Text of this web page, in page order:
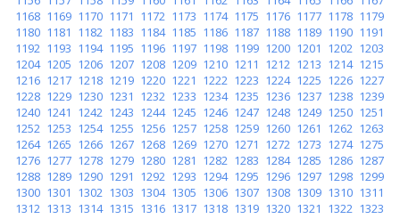
1168 1169 1170 1171 1172 1173 1174 1175 1176 1177 1178 1179
1180 1181 1182 1183 1184 1185 1186 1187 1188 1189 1190 1191
1192 1193 1194 1195 1196 1197 1198 1199 1200 1201 1202 1203
1204 1205 1206 1207 1208 1209 1210 1211 1212 1213 1214 1215
1216 1217 1218 1219 1220 1221 1222 1223 1224 1225 1226 1227
1228 1229 1230 1231 1232 1233 1234 1235 1236 1237 1238 1239
1240 1241 1242 1243 1244 1245 1246 1247 1248 1249 1250 1251
1252 1253 1254 1255 1256 1257 1258 1259 1260 1261 1262 1263
1264 1265 1266 1267 1268 1269 1270 1271 1272 1273 1274 1275
1276 1277 1278 1279 1280 1281 1282 1283 1284 1285 1286 1287
1288 1289 1290 1291 1292 1293 1294 1295 1296 1297 1298 1299
1300 1301 1302 1303 1304 1305 1306 1307 1308 1309 1310 1311
1312 1313 1314 1315 1316 1317 1318 1319 1320 1321 1322 1323